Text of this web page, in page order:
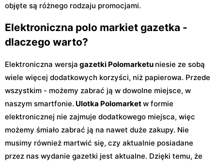
objęte są różnego rodzaju promocjami.
Elektroniczna polo markiet gazetka -
dlaczego warto?
Elektroniczna wersja gazetki Polomarketu niesie ze sobą
wiele więcej dodatkowych korzyści, niż papierowa. Przede
wszystkim - możemy zabrać ją w dowolne miejsce, w
naszym smartfonie. Ulotka Polomarketw formie
elektronicznej nie zajmuje dodatkowego miejsca, więc
możemy śmiało zabrać ją na nawet duże zakupy. Nie
musimy również martwić się, czy aktualnie posiadane
przez nas wydanie gazetki jest aktualne. Dzięki temu, że